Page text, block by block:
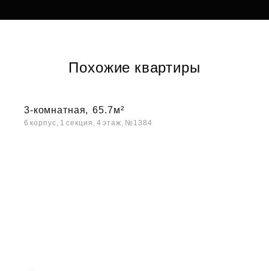
Похожие квартиры
3-комнатная, 65.7м²
6 корпус, 1 секция, 4 этаж, №1384